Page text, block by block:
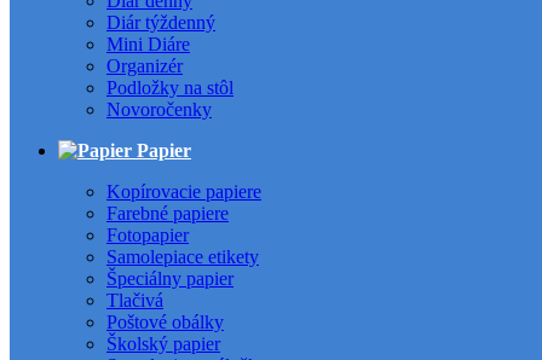
Diár týždenný
Mini Diáre
Organizér
Podložky na stôl
Novoročenky
Papier
Kopírovacie papiere
Farebné papiere
Fotopapier
Samolepiace etikety
Špeciálny papier
Tlačivá
Poštové obálky
Školský papier